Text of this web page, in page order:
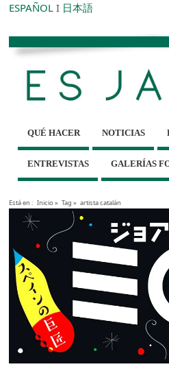
ESPAÑOL I 日本語
QUÉ HACER NOTICIAS
ENTREVISTAS GALERÍAS
Está en : Inicio» Tag » artista catalán